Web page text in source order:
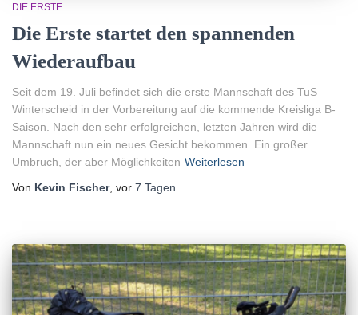
DIE ERSTE
Die Erste startet den spannenden
Wiederaufbau
Seit dem 19. Juli befindet sich die erste Mannschaft des TuS
Winterscheid in der Vorbereitung auf die kommende Kreisliga B-
Saison. Nach den sehr erfolgreichen, letzten Jahren wird die
Mannschaft nun ein neues Gesicht bekommen. Ein großer
Umbruch, der aber Möglichkeiten Weiterlesen
Von Kevin Fischer, vor 7 Tagen